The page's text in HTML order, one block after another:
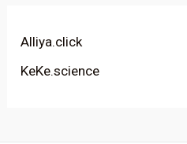
Alliya.click
KeKe.science